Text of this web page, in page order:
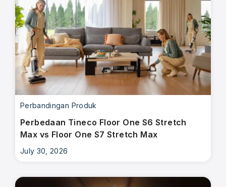
Perbandingan Produk
Perbedaan Tineco Floor One S6 Stretch
Max vs Floor One S7 Stretch Max
July 30, 2026